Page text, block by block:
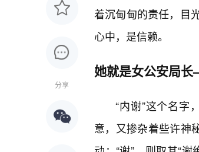
分享
着沉甸甸的责任，目
心中，是信赖。
她就是女公安局
“内谢”这个名字
意，又掺杂着些许神